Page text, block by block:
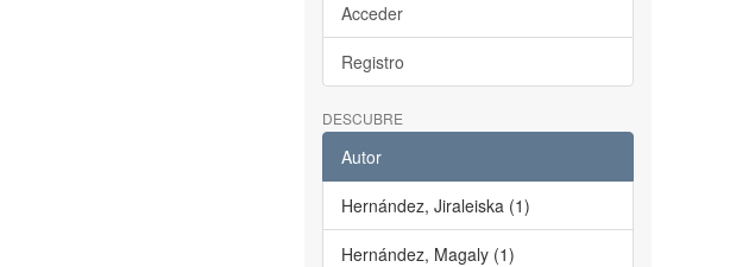
Acceder
Registro
DESCUBRE
Autor
Hernández, Jiraleiska (1)
Hernández, Magaly (1)